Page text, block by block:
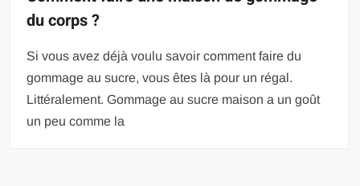
du corps ?
Si vous avez déjà voulu savoir comment faire du
gommage au sucre, vous êtes là pour un régal.
Littéralement. Gommage au sucre maison a un goût
un peu comme la